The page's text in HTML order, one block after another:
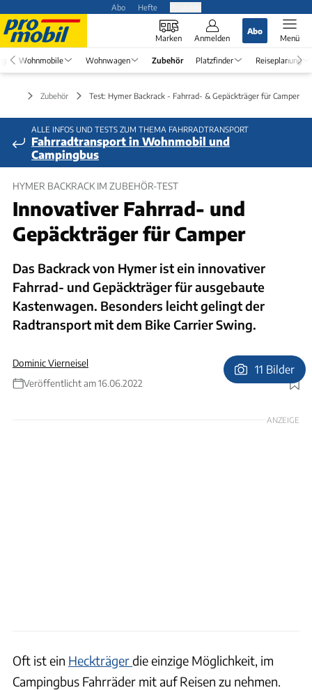
Abo Hefte
Marken Anmelden
Abo
Menü
Wohnmobile Wohnwagen Zubehör Platzfinder Reiseplanung
Zubehör Test: Hymer Backrack - Fahrrad- & Gepäckträger für Camper
ALLE INFOS UND TESTS ZUM THEMA FAHRRADTRANSPORT
Fahrradtransport in Wohnmobil und
Campingbus
HYMER BACKRACK IM ZUBEHÖR-TEST
Innovativer Fahrrad- und
Gepäckträger für Camper
Das Backrack von Hymer ist ein innovativer
Fahrrad- und Gepäckträger für ausgebaute
Kastenwagen. Besonders leicht gelingt der
Radtransport mit dem Bike Carrier Swing.
Dominic Vierneisel
Veröffentlicht am 16.06.2022
Foto: Ingolf Pompe
11 Bilder
ANZEIGE
Oft ist ein Heckträgerdie einzige Möglichkeit, im
Campingbus Fahrräder mit auf Reisen zu nehmen.